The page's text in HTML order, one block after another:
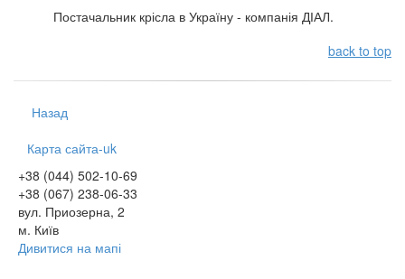
Постачальник крісла в Україну - компанія ДІАЛ.
back to top
Назад
Карта сайта-uk
+38 (044) 502-10-69
+38 (067) 238-06-33
вул. Приозерна, 2
м. Київ
Дивитися на мапі